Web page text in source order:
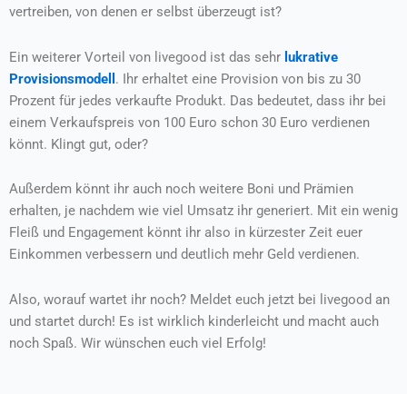
vertreiben, von denen er selbst überzeugt ist?
Ein weiterer Vorteil von livegood ist das sehr lukrative
Provisionsmodell . Ihr erhaltet eine Provision von bis zu 30
Prozent für jedes verkaufte Produkt. Das bedeutet, dass ihr bei
einem Verkaufspreis von 100 Euro schon 30 Euro verdienen
könnt. Klingt gut, oder?
Außerdem könnt ihr auch noch weitere Boni und Prämien
erhalten, je nachdem wie viel Umsatz ihr generiert. Mit ein wenig
Fleiß und Engagement könnt ihr also in kürzester Zeit euer
Einkommen verbessern und deutlich mehr Geld verdienen.
Also, worauf wartet ihr noch? Meldet euch jetzt bei livegood an
und startet durch! Es ist wirklich kinderleicht und macht auch
noch Spaß. Wir wünschen euch viel Erfolg!